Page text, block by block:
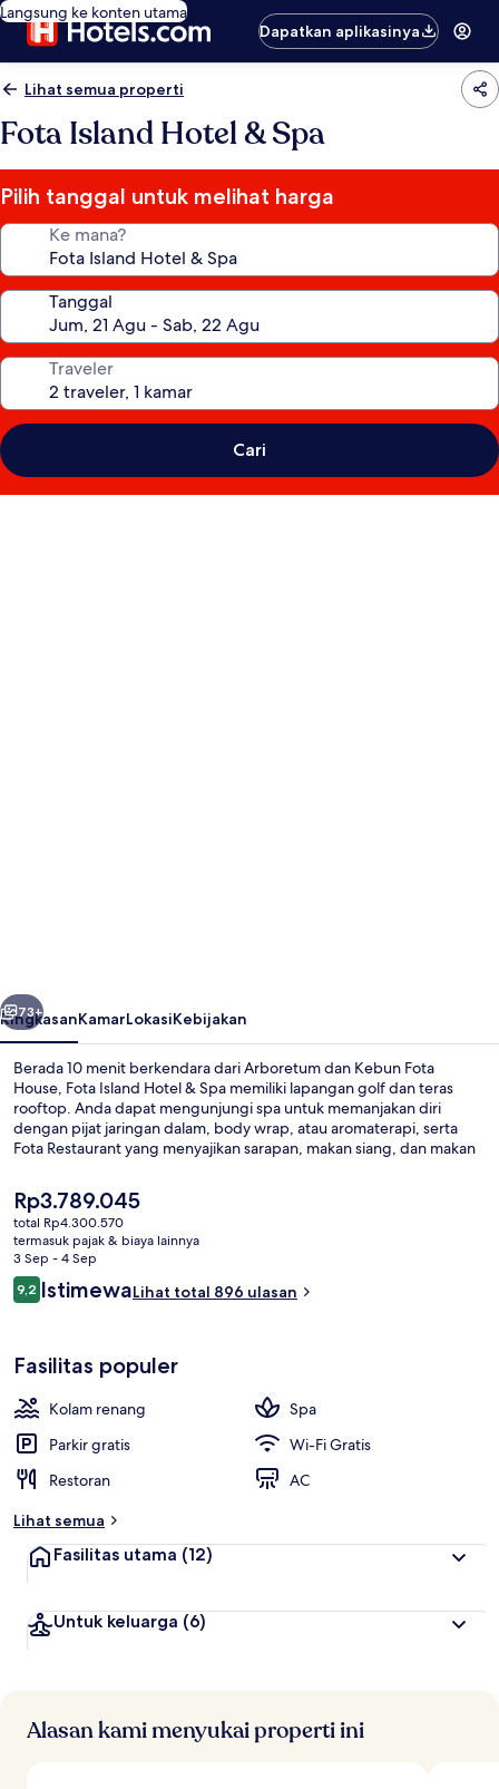
Langsung ke konten utama
Dapatkan aplikasinya
Lihat semua properti
Fota Island Hotel & Spa
Pilih tanggal untuk melihat harga
Ke mana?
Tanggal
Traveler
Cari
Berikutnya
73+
RingkasanKamarLokasiKebijakan
Berada 10 menit berkendara dari Arboretum dan Kebun Fota
House, Fota Island Hotel & Spa memiliki lapangan golf dan teras
rooftop. Anda dapat mengunjungi spa untuk memanjakan diri
dengan pijat jaringan dalam, body wrap, atau aromaterapi, serta
Fota Restaurant yang menyajikan sarapan, makan siang, dan makan
kebugaran adalah keunggulan lain di hotel mewah ini. . Para traveler
menyukai staf.
Harga
saat
ini
Rp3.789.045
Rp3.789.045
total Rp4.300.570
termasuk pajak & biaya lainnya
3 Sep - 4 Sep
Ulasan
9,29,2 dari 10
IstimewaLihat total 896 ulasan
Fasilitas populer
Kolam renang
Spa
Parkir gratis
Wi-Fi Gratis
Restoran
AC
Lihat semua
Fasilitas utama (12)
Untuk keluarga (6)
Alasan kami menyukai properti ini